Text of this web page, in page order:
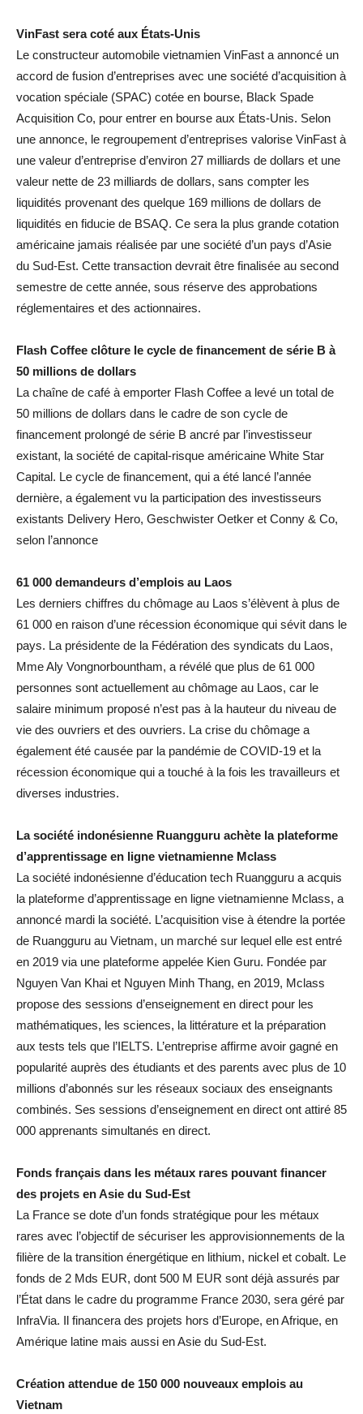
VinFast sera coté aux États-Unis
Le constructeur automobile vietnamien VinFast a annoncé un
accord de fusion d’entreprises avec une société d’acquisition à
vocation spéciale (SPAC) cotée en bourse, Black Spade
Acquisition Co, pour entrer en bourse aux États-Unis. Selon
une annonce, le regroupement d’entreprises valorise VinFast à
une valeur d’entreprise d’environ 27 milliards de dollars et une
valeur nette de 23 milliards de dollars, sans compter les
liquidités provenant des quelque 169 millions de dollars de
liquidités en fiducie de BSAQ. Ce sera la plus grande cotation
américaine jamais réalisée par une société d’un pays d’Asie
du Sud-Est. Cette transaction devrait être finalisée au second
semestre de cette année, sous réserve des approbations
réglementaires et des actionnaires.
Flash Coffee clôture le cycle de financement de série B à
50 millions de dollars
La chaîne de café à emporter Flash Coffee a levé un total de
50 millions de dollars dans le cadre de son cycle de
financement prolongé de série B ancré par l’investisseur
existant, la société de capital-risque américaine White Star
Capital. Le cycle de financement, qui a été lancé l’année
dernière, a également vu la participation des investisseurs
existants Delivery Hero, Geschwister Oetker et Conny & Co,
selon l’annonce
61 000 demandeurs d’emplois au Laos
Les derniers chiffres du chômage au Laos s’élèvent à plus de
61 000 en raison d’une récession économique qui sévit dans le
pays. La présidente de la Fédération des syndicats du Laos,
Mme Aly Vongnorbountham, a révélé que plus de 61 000
personnes sont actuellement au chômage au Laos, car le
salaire minimum proposé n’est pas à la hauteur du niveau de
vie des ouvriers et des ouvriers. La crise du chômage a
également été causée par la pandémie de COVID-19 et la
récession économique qui a touché à la fois les travailleurs et
diverses industries.
La société indonésienne Ruangguru achète la plateforme
d’apprentissage en ligne vietnamienne Mclass
La société indonésienne d’éducation tech Ruangguru a acquis
la plateforme d’apprentissage en ligne vietnamienne Mclass, a
annoncé mardi la société. L’acquisition vise à étendre la portée
de Ruangguru au Vietnam, un marché sur lequel elle est entré
en 2019 via une plateforme appelée Kien Guru. Fondée par
Nguyen Van Khai et Nguyen Minh Thang, en 2019, Mclass
propose des sessions d’enseignement en direct pour les
mathématiques, les sciences, la littérature et la préparation
aux tests tels que l’IELTS. L’entreprise affirme avoir gagné en
popularité auprès des étudiants et des parents avec plus de 10
millions d’abonnés sur les réseaux sociaux des enseignants
combinés. Ses sessions d’enseignement en direct ont attiré 85
000 apprenants simultanés en direct.
Fonds français dans les métaux rares pouvant financer
des projets en Asie du Sud-Est
La France se dote d’un fonds stratégique pour les métaux
rares avec l’objectif de sécuriser les approvisionnements de la
filière de la transition énergétique en lithium, nickel et cobalt. Le
fonds de 2 Mds EUR, dont 500 M EUR sont déjà assurés par
l’État dans le cadre du programme France 2030, sera géré par
InfraVia. Il financera des projets hors d’Europe, en Afrique, en
Amérique latine mais aussi en Asie du Sud-Est.
Création attendue de 150 000 nouveaux emplois au
Vietnam